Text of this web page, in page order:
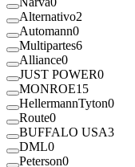
Alternativo2
Automann0
Multipartes6
Alliance0
JUST POWER0
MONROE15
HellermannTyton0
Route0
BUFFALO USA3
DML0
Peterson0